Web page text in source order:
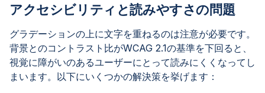
アクセシビリティと読みやすさの問題
グラデーションの上に文字を重ねるのは注意が必要です。
背景とのコントラスト比がWCAG 2.1の基準を下回ると、
視覚に障がいのあるユーザーにとって読みにくくなってし
まいます。以下にいくつかの解決策を挙げます：